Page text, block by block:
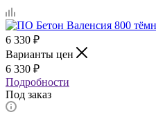
6 330 ₽
Варианты цен
6 330 ₽
Подробности
Под заказ